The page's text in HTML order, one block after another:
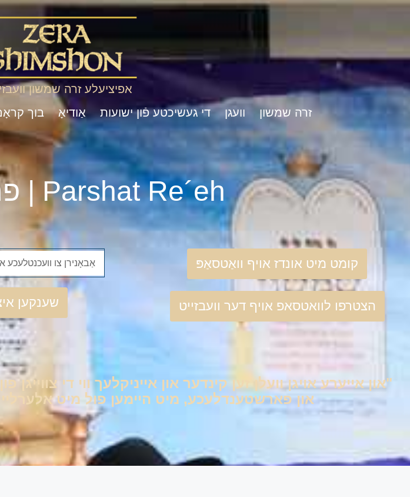
אפיציעלע זרה שמשון
זרה שמשון
וועגן די געשיכטע פֿון ישועות אַודיאָ בוך
Parshat Re´eh | פרשת ראה
קומט מיט אונדז אויף וואַטסאַפּ
הצטרפו לוואטסאפ אויף דער וועבזייט שענקען
"און אייערע אויגן וועלן זען קינדער און אייניקלעך ווי די
און פארשטענדלעכע, מיט היימען פול מיט